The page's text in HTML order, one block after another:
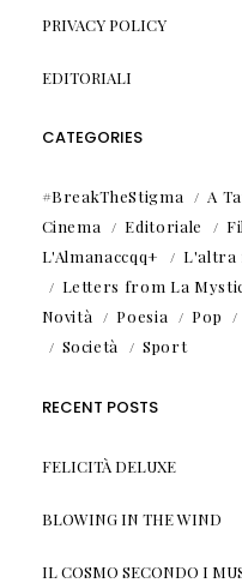
PRIVACY POLICY
EDITORIALI
CATEGORIES
#BreakTheStigma A
Cinema
Editoriale
L'Almanaccqq+
L'altra
Letters from La
Novità
Poesia Pop
Società
Sport
RECENT POSTS
FELICITÀ DELUXE
BLOWING IN THE WIND
IL COSMO SECONDO I